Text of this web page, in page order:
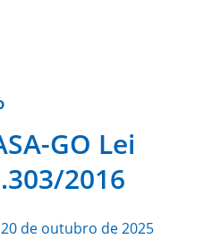
GO Lei
2016
20 de outubro de 2025